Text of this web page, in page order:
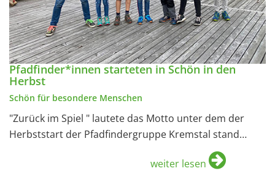
Pfadfinder*innen starteten in Schön in den
Herbst
Schön für besondere Menschen
"Zurück im Spiel " lautete das Motto unter dem der
Herbststart der Pfadfindergruppe Kremstal stand…
weiter lesen